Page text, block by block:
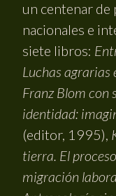
un centenar de
nacionales e
siete libros:
Luchas agrarias
Franz Blom con
identidad:
(editor, 1995),
tierra. El
migración